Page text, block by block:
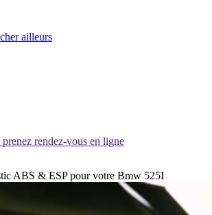
ailleurs
rendez-vous en ligne
ABS & ESP pour votre Bmw 525I